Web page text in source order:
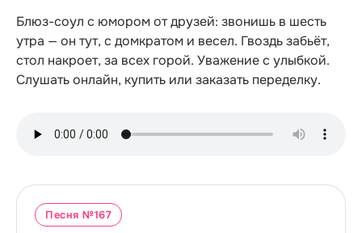
Блюз-соул с юмором от друзей: звонишь в шесть
утра — он тут, с домкратом и весел. Гвоздь забьёт,
стол накроет, за всех горой. Уважение с улыбкой.
Слушать онлайн, купить или заказать переделку.
Песня №167